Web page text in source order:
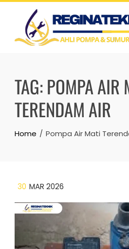
Skip
content
TAG:POMPA AIR
TERENDAM AIR
Home Pompa Air Mati
30 MAR 2026